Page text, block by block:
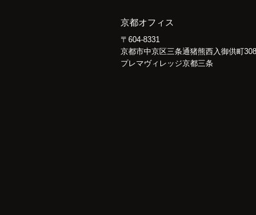
京都オフィス
〒604-8331
京都市中京区三条通猪熊西入御供町
プレマヴィレッジ京都三条